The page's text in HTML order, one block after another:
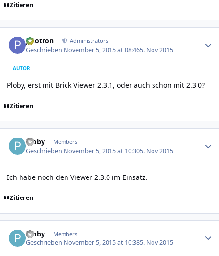
Zitieren
photron Administrators
Geschrieben November 5, 2015 at 08:465. Nov 2015
AUTOR
Ploby, erst mit Brick Viewer 2.3.1, oder auch schon mit 2.3.0?
Zitieren
Ploby Members
Geschrieben November 5, 2015 at 10:305. Nov 2015
Ich habe noch den Viewer 2.3.0 im Einsatz.
Zitieren
Ploby Members
Geschrieben November 5, 2015 at 10:385. Nov 2015